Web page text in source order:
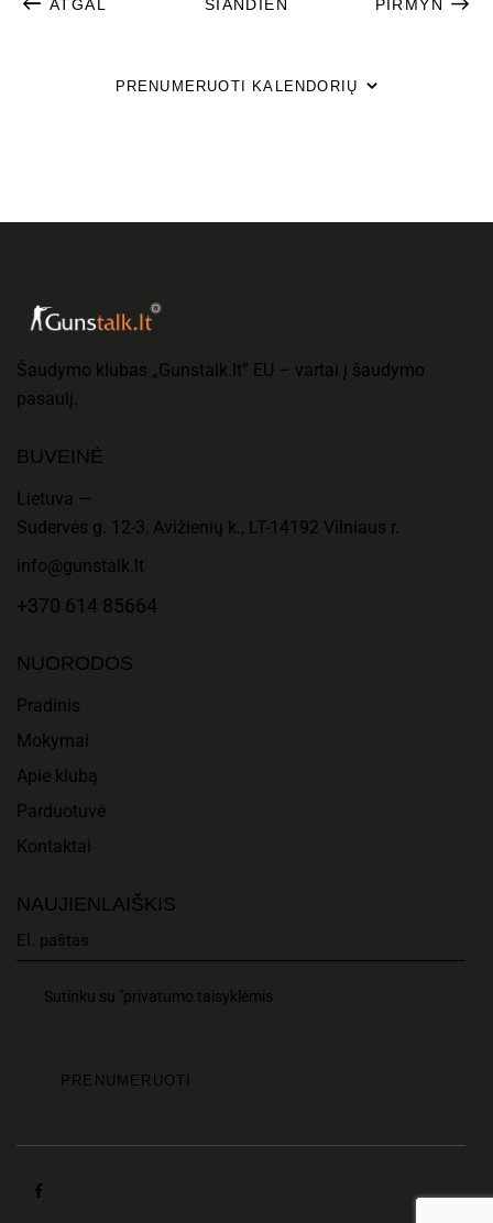
ATGAL
ŠIANDIEN PIRMYN
PRENUMERUOTI KALENDORIŲ
Šaudymo klubas „Gunstalk.lt” EU – vartai į šaudymo
pasaulį.
BUVEINĖ
Lietuva —
Sudervės g. 12-3, Avižienių k., LT-14192 Vilniaus r.
info@gunstalk.lt
+370 614 85664
NUORODOS
Pradinis
Mokymai
Apie klubą
Parduotuvė
Kontaktai
NAUJIENLAIŠKIS
Sutinku su "privatumo taisyklėmis